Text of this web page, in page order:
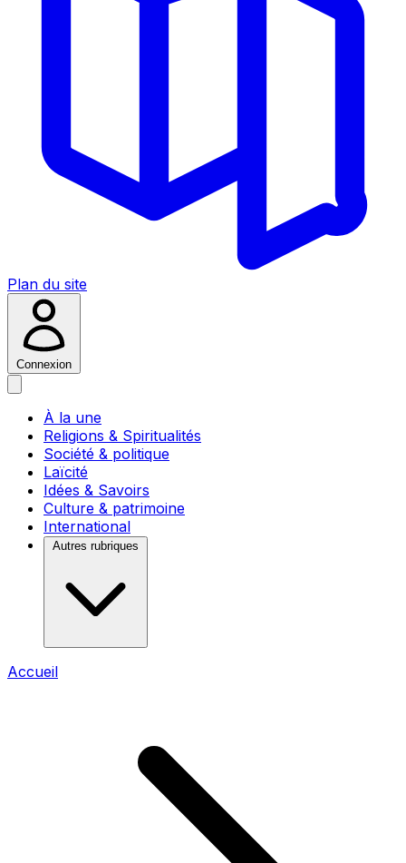
Plan du site
Connexion
À la une
Religions & Spiritualités
Société & politique
Laïcité
Idées & Savoirs
Culture & patrimoine
International
Autres rubriques
Accueil